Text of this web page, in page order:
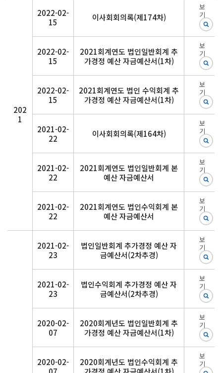
202
1
2022-02-
15
이사회회의록(제174차)
보
기
2022-02-
15
2021회계연도 법인일반회계 추
가경정 예산 자금예산서(1차)
보
기
2022-02-
15
2021회계연도 법인 수익회계 추
가경정 예산 자금예산서(1차)
보
기
2021-02-
22
이사회회의록(제164차)
보
기
2021-02-
22
2021회계연도 법인일반회계 본
예산 자금예산서
보
기
2021-02-
22
2021회계연도 법인수익회계 본
예산 자금예산서
보
기
2021-02-
23
법인일반회계 추가경정 예산 자
금예산서(2차추경)
보
기
2021-02-
23
법인수익회계 추가경정 예산 자
금예산서(2차추경)
보
기
2020-02-
07
2020회계년도 법인일반회계 추
가경정 예산 자금예산서(1차)
보
기
2020-02-
2020회계년도 법인수익회계 추
보
기